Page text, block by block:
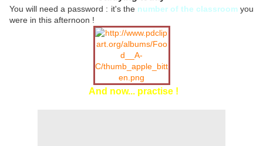
You will need a password : it's the number of the classroomyou
were in this afternoon !
And now... practise !